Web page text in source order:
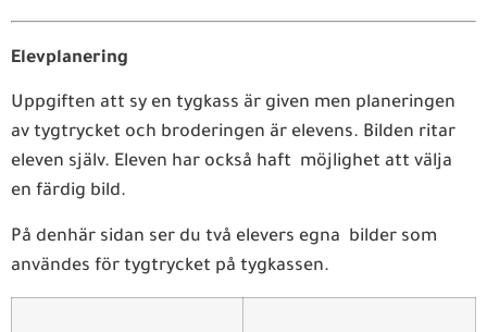
Elevplanering
Uppgiften att sy en tygkass är given men planeringen
av tygtrycket och broderingen är elevens. Bilden ritar
eleven själv. Eleven har också haft möjlighet att välja
en färdig bild.
På denhär sidan ser du två elevers egna bilder som
användes för tygtrycket på tygkassen.